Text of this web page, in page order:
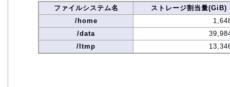
ファイルシステム名
ストレージ割当量(GiB)
/home
/data
/ltmp